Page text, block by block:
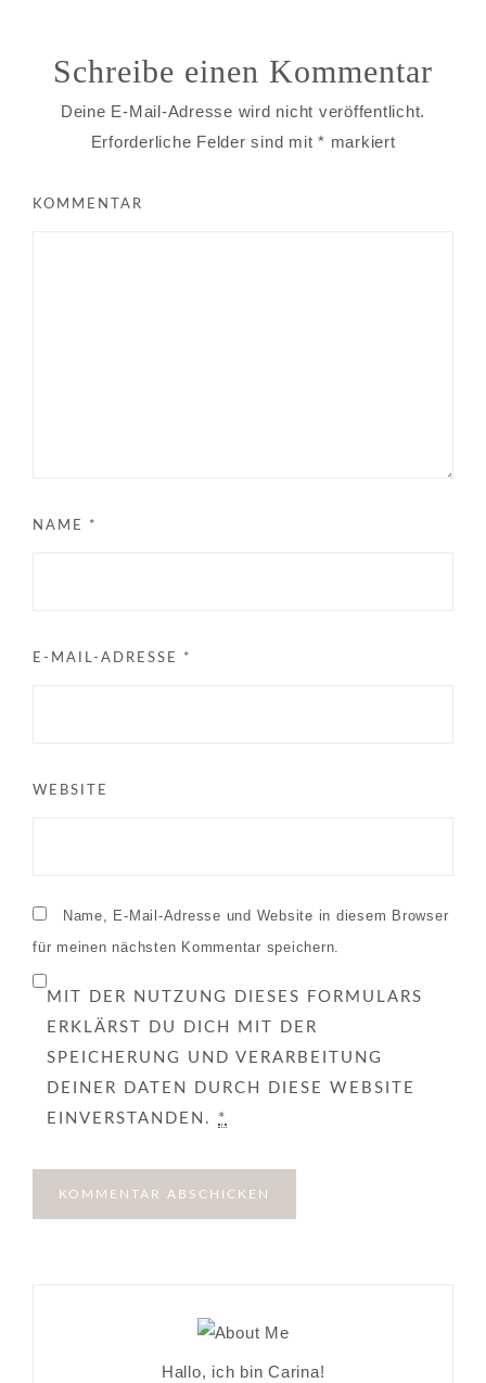
Schreibe einen Kommentar
Deine E-Mail-Adresse wird nicht veröffentlicht.
Erforderliche Felder sind mit * markiert
KOMMENTAR
NAME *
E-MAIL-ADRESSE *
WEBSITE
Name, E-Mail-Adresse und Website in diesem Browser
für meinen nächsten Kommentar speichern.
MIT DER NUTZUNG DIESES FORMULARS
ERKLÄRST DU DICH MIT DER
SPEICHERUNG UND VERARBEITUNG
DEINER DATEN DURCH DIESE WEBSITE
EINVERSTANDEN. *
Hallo, ich bin Carina!